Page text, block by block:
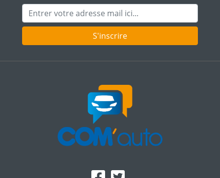
Adresse mail
S'inscrire